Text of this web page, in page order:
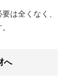
は全くなく、
へ